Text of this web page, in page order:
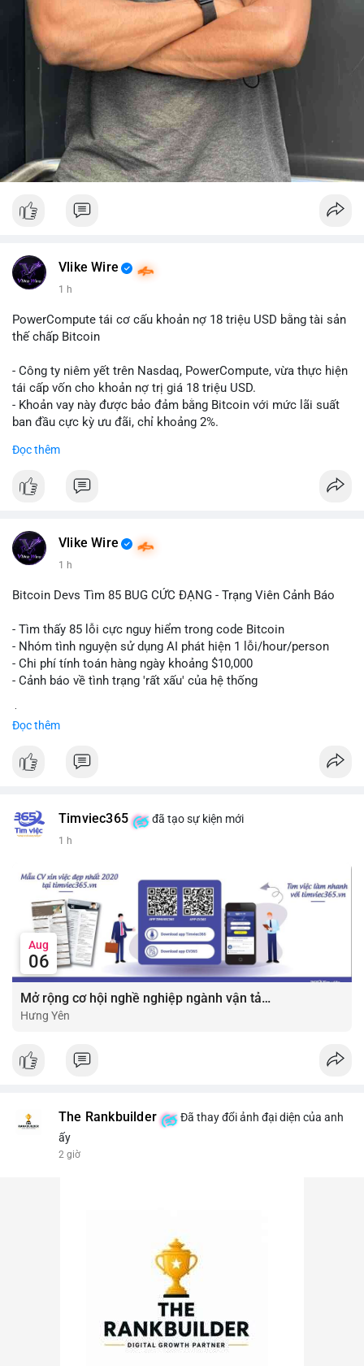
Vlike Wire
1 h
PowerCompute tái cơ cấu khoản nợ 18 triệu USD bằng tài sản
thế chấp Bitcoin
- Công ty niêm yết trên Nasdaq, PowerCompute, vừa thực hiện
tái cấp vốn cho khoản nợ trị giá 18 triệu USD.
- Khoản vay này được bảo đảm bằng Bitcoin với mức lãi suất
ban đầu cực kỳ ưu đãi, chỉ khoảng 2%.
ngày càng tin tưởng sử dụng BTC làm tài sản thế chấp để tối
$btc
#vlikevn #titanbot
📰 Nguồn: Cointelegraph
Đọc thêm
Vlike Wire
1 h
Bitcoin Devs Tìm 85 BUG CỨC ĐẠNG - Trạng Viên Cảnh Báo
- Tìm thấy 85 lỗi cực nguy hiểm trong code Bitcoin
- Nhóm tình nguyện sử dụng AI phát hiện 1 lỗi/hour/person
- Chi phí tính toán hàng ngày khoảng $10,000
- Cảnh báo về tình trạng 'rất xấu' của hệ thống
Đọc thêm
Timviec365 đã tạo sự kiện mới
1 h
Aug
06
Mở rộng cơ hội nghề nghiệp ngành vận tải - lái xe với mức lương bứt phá ?
Hưng Yên
The Rankbuilder
Đã thay đổi ảnh đại diện của anh
ấy
2 giờ